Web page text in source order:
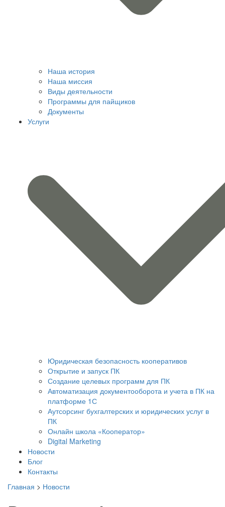
Наша история
Наша миссия
Виды деятельности
Программы для пайщиков
Документы
Услуги
Юридическая безопасность кооперативов
Открытие и запуск ПК
Создание целевых программ для ПК
Автоматизация документооборота и учета в ПК на
платформе 1С
Аутсорсинг бухгалтерских и юридических услуг в
ПК
Онлайн школа «Кооператор»
Digital Marketing
Новости
Блог
Контакты
Главная > Новости